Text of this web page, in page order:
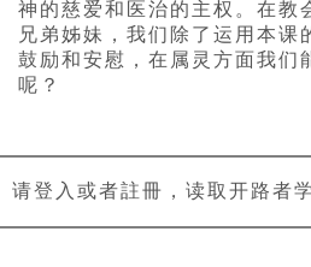
神的慈爱和医治的主权。在教
兄弟姊妹，我们除了运用本课
鼓励和安慰，在属灵方面我们
呢？
请登入或者註冊，读取开路者